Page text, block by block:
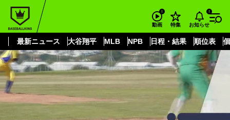
動画 特集 お知らせ
最新ニュース 大谷翔平 MLB NPB 日程・結果 順位表
もっと見る